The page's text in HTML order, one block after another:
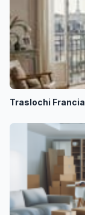
Traslochi Francia